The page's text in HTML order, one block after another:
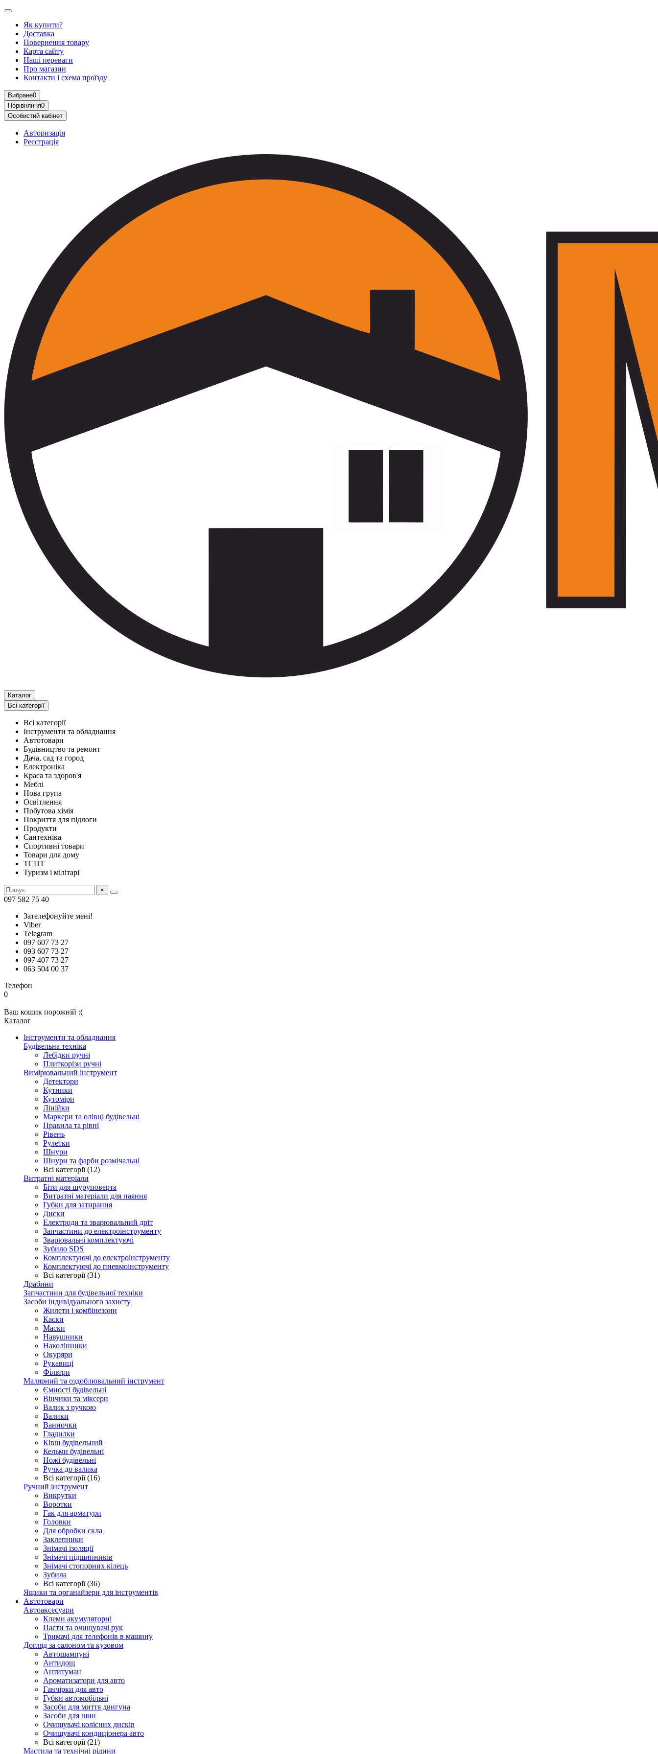
Як купити?
Доставка
Повернення товару
Карта сайту
Наші переваги
Про магазин
Контакти і схема проїзду
Вибране0
Порівняння0
Особистий кабінет
Авторизація
Реєстрація
Каталог
Всі категорії
Всі категорії
Інструменти та обладнання
Автотовари
Будівництво та ремонт
Дача, сад та город
Електроніка
Краса та здоров'я
Меблі
Нова група
Освітлення
Побутова хімія
Покриття для підлоги
Продукти
Сантехніка
Спортивні товари
Товари для дому
ТСПТ
Туризм і мілітарі
×
097 582 75 40
Зателефонуйте мені!
Viber
Telegram
097 607 73 27
093 607 73 27
097 407 73 27
063 504 00 37
Телефон
0
Ваш кошик порожній :(
Каталог
Інструменти та обладнання
Будівельна техніка
Лебідки ручні
Плиткорізи ручні
Вимірювальний інструмент
Детектори
Кутники
Кутоміри
Лінійки
Маркери та олівці будівельні
Правила та рівні
Рівень
Рулетки
Шнури
Шнури та фарби розмічальні
Всі категорії (12)
Витратні матеріали
Біти для шуруповерта
Витратні матеріали для паяння
Губки для затирання
Диски
Електроди та зварювальний дріт
Запчастини до електроінструменту
Зварювальні комплектуючі
Зубило SDS
Комплектуючі до електроінструменту
Комплектуючі до пневмоінструменту
Всі категорії (31)
Драбини
Запчастини для будівельної техніки
Засоби індивідуального захисту
Жилети і комбінезони
Каски
Маски
Навушники
Наколінники
Окуряри
Рукавиці
Фільтри
Малярний та оздоблювальний інструмент
Ємності будівельні
Вінчики та міксери
Валик з ручкою
Валики
Ванночки
Гладилки
Ківш будівельний
Кельми будівельні
Ножі будівельні
Ручка до валика
Всі категорії (16)
Ручний інструмент
Викрутки
Воротки
Гак для арматури
Головки
Для обробки скла
Заклепники
Знімачі ізоляції
Знімачі підшипників
Знімачі стопорних кілець
Зубила
Всі категорії (36)
Ящики та органайзери для інструментів
Автотовари
Автоаксесуари
Клеми акумуляторні
Пасти та очищувачі рук
Тримачі для телефонів в машину
Догляд за салоном та кузовом
Автошампуні
Антидощ
Антитуман
Ароматизатори для авто
Ганчірки для авто
Губки автомобільні
Засоби для миття двигуна
Засоби для шин
Очищувачі колісних дисків
Очищувачі кондиціонера авто
Всі категорії (21)
Мастила та технічні рідини